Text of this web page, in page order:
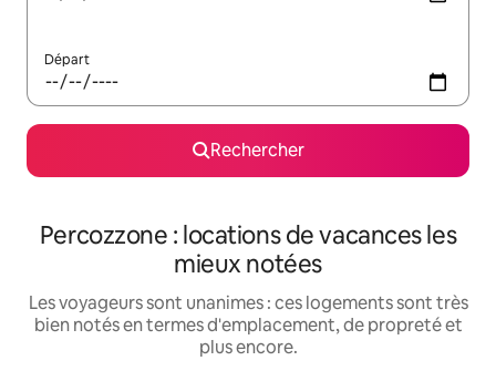
Départ
Rechercher
Percozzone : locations de vacances les
mieux notées
Les voyageurs sont unanimes : ces logements sont très
bien notés en termes d'emplacement, de propreté et
plus encore.